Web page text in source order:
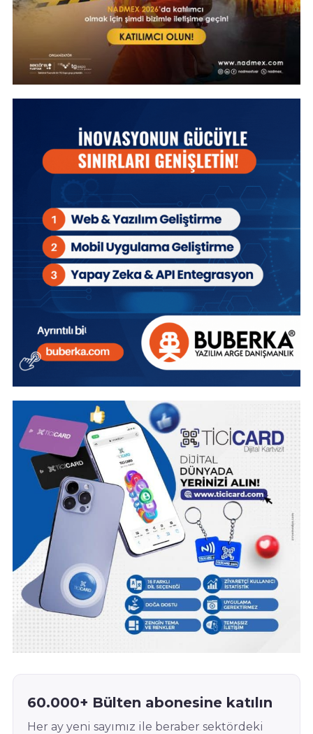
60.000+ Bülten abonesine katılın
Her ay yeni sayımız ile beraber sektördeki